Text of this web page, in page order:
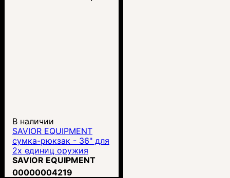
В наличии
SAVIOR EQUIPMENT
сумка-рюкзак - 36" для
2х единиц оружия
SPECIALIST DOUBLE
RIFLE CASE
SAVIOR EQUIPMENT
00000004219